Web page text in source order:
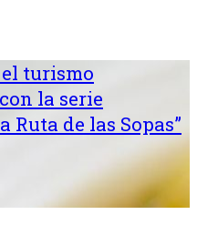
turismo
la serie
Ruta de las Sopas”